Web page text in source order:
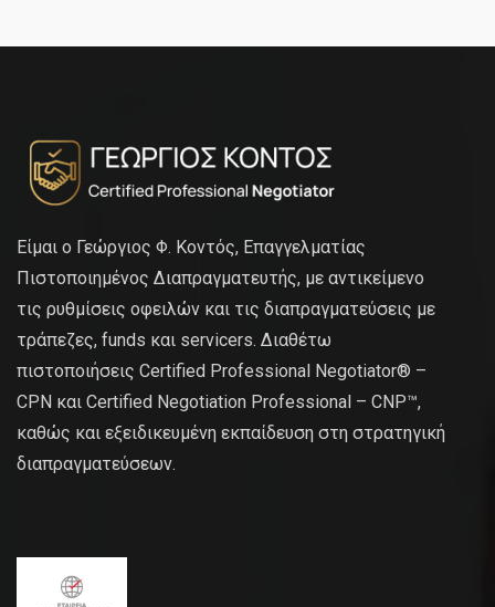
Είμαι ο Γεώργιος Φ. Κοντός, Επαγγελματίας
Πιστοποιημένος Διαπραγματευτής, με αντικείμενο
τις ρυθμίσεις οφειλών και τις διαπραγματεύσεις με
τράπεζες, funds και servicers. Διαθέτω
πιστοποιήσεις Certified Professional Negotiator® –
CPN και Certified Negotiation Professional – CNP™,
καθώς και εξειδικευμένη εκπαίδευση στη στρατηγική
διαπραγματεύσεων.